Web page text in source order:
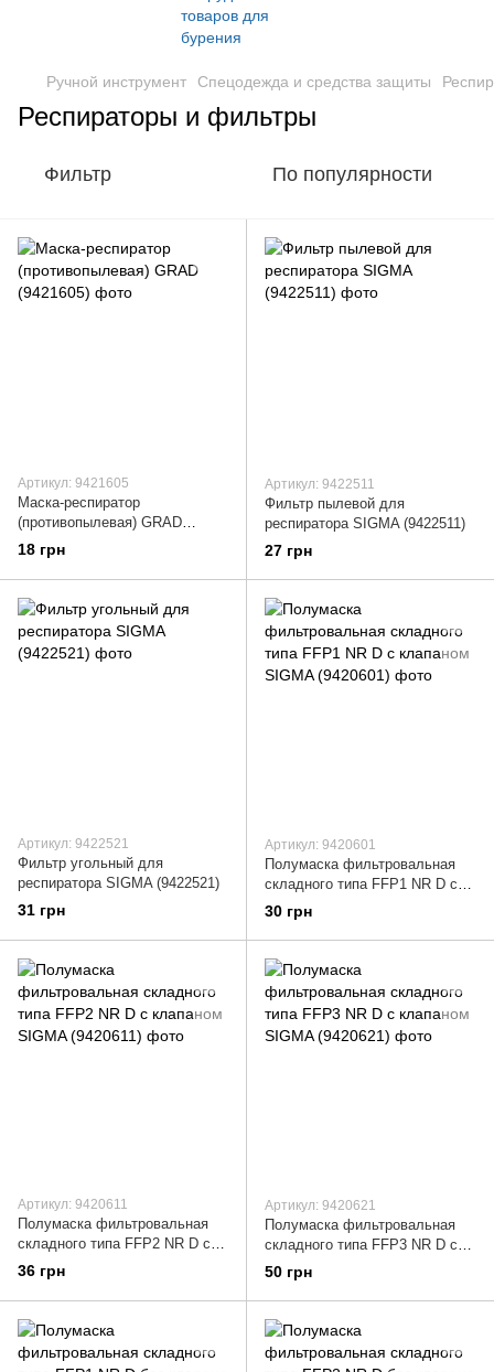
Ручной инструмент Спецодежда и средства защиты
Респираторы и фильтры
Фильтр По популярности
Артикул: 9421605
Маска-респиратор
(противопылевая) GRAD
(9421605)
18 грн
Артикул: 9422511
Фильтр пылевой для
респиратора SIGMA (9422511)
27 грн
Артикул: 9422521
Фильтр угольный для
респиратора SIGMA (9422521)
31 грн
Артикул: 9420601
Полумаска фильтровальная
складного типа FFP1 NR D с
клапаном SIGMA (9420601)
30 грн
Артикул: 9420611
Полумаска фильтровальная
складного типа FFP2 NR D с
клапаном SIGMA (9420611)
36 грн
Артикул: 9420621
Полумаска фильтровальная
складного типа FFP3 NR D с
клапаном SIGMA (9420621)
50 грн